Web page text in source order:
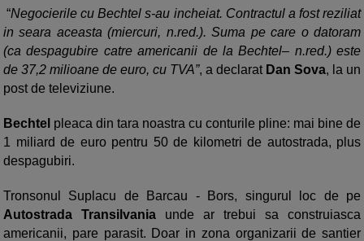
“Negocierile cu Bechtel s-au incheiat. Contractul a fost reziliat
in seara aceasta (miercuri, n.red.). Suma pe care o datoram
(ca despagubire catre americanii de la Bechtel– n.red.) este
de 37,2 milioane de euro, cu TVA”, a declarat Dan Sova, la un
post de televiziune.
Bechtel pleaca din tara noastra cu conturile pline: mai bine de
1 miliard de euro pentru 50 de kilometri de autostrada, plus
despagubiri.
Tronsonul Suplacu de Barcau - Bors, singurul loc de pe
Autostrada Transilvania unde ar trebui sa construiasca
americanii, pare parasit. Doar in zona organizarii de santier